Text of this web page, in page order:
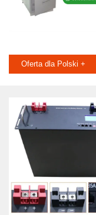
Oferta dla Polski +